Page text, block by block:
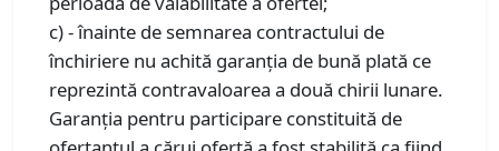
c) - înainte de semnarea contractului de
închiriere nu achită garanţia de bună plată ce
reprezintă contravaloarea a două chirii lunare.
Garanţia pentru participare constituită de